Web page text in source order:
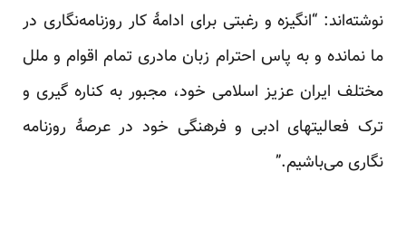
نوشته‌اند: “انگیزه و رغبتی برای ادامهٔ کار روزنامه‌نگاری در
ما نمانده و به پاس احترام زبان مادری تمام اقوام و ملل
مختلف ایران عزیز اسلامی خود، مجبور به کناره گیری و
ترک فعالیتهای ادبی و فرهنگی خود در عرصهٔ روزنامه
نگاری می‌باشیم.”